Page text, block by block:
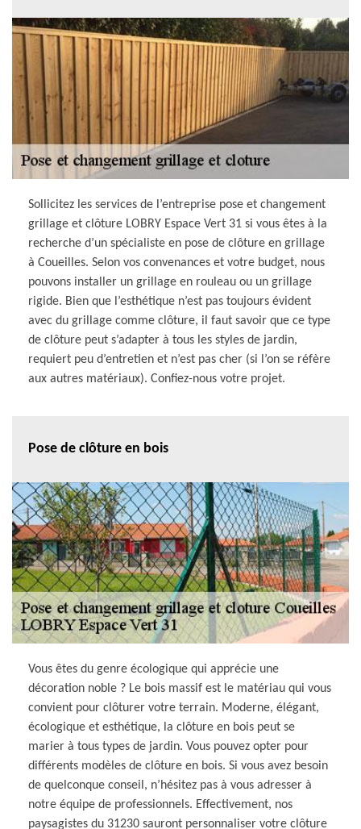
Sollicitez les services de l’entreprise pose et changement
grillage et clôture LOBRY Espace Vert 31 si vous êtes à la
recherche d’un spécialiste en pose de clôture en grillage
à Coueilles. Selon vos convenances et votre budget, nous
pouvons installer un grillage en rouleau ou un grillage
rigide. Bien que l’esthétique n’est pas toujours évident
avec du grillage comme clôture, il faut savoir que ce type
de clôture peut s’adapter à tous les styles de jardin,
requiert peu d’entretien et n’est pas cher (si l’on se réfère
aux autres matériaux). Confiez-nous votre projet.
Pose de clôture en bois
Vous êtes du genre écologique qui apprécie une
décoration noble ? Le bois massif est le matériau qui vous
convient pour clôturer votre terrain. Moderne, élégant,
écologique et esthétique, la clôture en bois peut se
marier à tous types de jardin. Vous pouvez opter pour
différents modèles de clôture en bois. Si vous avez besoin
de quelconque conseil, n’hésitez pas à vous adresser à
notre équipe de professionnels. Effectivement, nos
paysagistes du 31230 sauront personnaliser votre clôture